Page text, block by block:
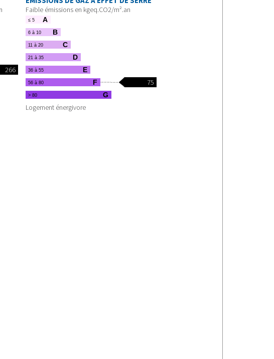
266
Faible émissions en kgeq.CO2/m².an
≤ 5 A
6 à 10 B
11 à 20 C
21 à 35 D
36 à 55 E
56 à 80 F 75
> 80 G
Logement énergivore